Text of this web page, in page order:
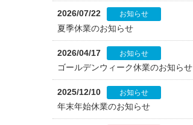
2026/07/22 お知らせ
夏季休業のお知らせ
2026/04/17 お知らせ
ゴールデンウィーク休業のお知らせ
2025/12/10 お知らせ
年末年始休業のお知らせ